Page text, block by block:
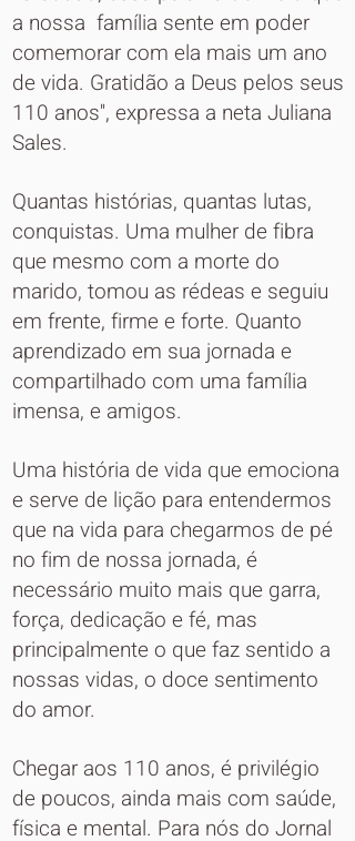
a nossa família sente em poder
comemorar com ela mais um ano
de vida. Gratidão a Deus pelos seus
110 anos'', expressa a neta Juliana
Sales.
Quantas histórias, quantas lutas,
conquistas. Uma mulher de fibra
que mesmo com a morte do
marido, tomou as rédeas e seguiu
em frente, firme e forte. Quanto
aprendizado em sua jornada e
compartilhado com uma família
imensa, e amigos.
Uma história de vida que emociona
e serve de lição para entendermos
que na vida para chegarmos de pé
no fim de nossa jornada, é
necessário muito mais que garra,
força, dedicação e fé, mas
principalmente o que faz sentido a
nossas vidas, o doce sentimento
do amor.
Chegar aos 110 anos, é privilégio
de poucos, ainda mais com saúde,
física e mental. Para nós do Jornal